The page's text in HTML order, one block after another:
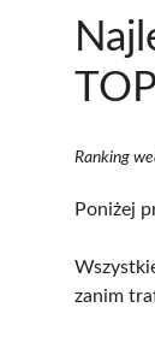
Ranking
Poniżej
zanim